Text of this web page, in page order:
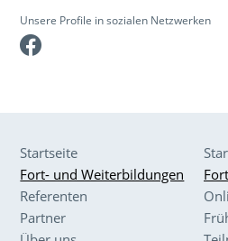
Unsere Profile in sozialen Netzwerken
Startseite
Fort- und Weiterbildungen
Referenten
Partner